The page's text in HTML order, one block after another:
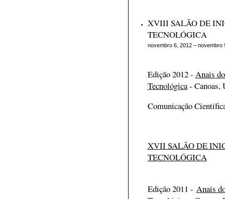
XVIII SALÃO DE
TECNOLÓGICA
novembro 6, 2012 – novembro
Edição 2012 - Anais
Tecnológica- Canoas,
Comunicação
XVII SALÃO DE
TECNOLÓGICA
Edição 2011 - Anais